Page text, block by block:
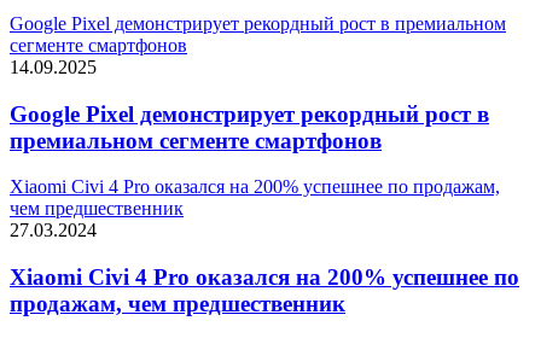
Google Pixel демонстрирует рекордный рост в премиальном
сегменте смартфонов
14.09.2025
Google Pixel демонстрирует рекордный рост в
премиальном сегменте смартфонов
Xiaomi Civi 4 Pro оказался на 200% успешнее по продажам,
чем предшественник
27.03.2024
Xiaomi Civi 4 Pro оказался на 200% успешнее по
продажам, чем предшественник